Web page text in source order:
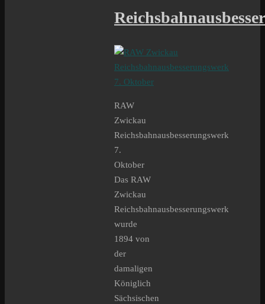
RAW
Zwickau
Reichsbahnausbesserungswerk
7.
Oktober
Das RAW
Zwickau
Reichsbahnausbesserungswerk
wurde
1894 von
der
damaligen
Königlich
Sächsischen